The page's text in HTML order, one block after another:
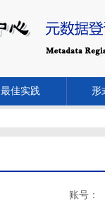
最佳实践 形
账号：